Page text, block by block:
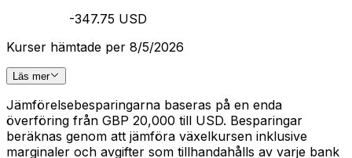
-347.75 USD
Kurser hämtade per 8/5/2026
Läs mer
Jämförelsebesparingarna baseras på en enda
överföring från GBP 20,000 till USD. Besparingar
beräknas genom att jämföra växelkursen inklusive
marginaler och avgifter som tillhandahålls av varje bank